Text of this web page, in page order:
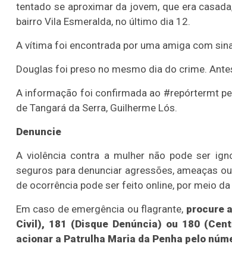
tentado se aproximar da jovem, que era
bairro Vila Esmeralda, no último dia 12.
A vítima foi encontrada por uma amiga com
Douglas foi preso no mesmo dia do crime.
A informação foi confirmada ao #repórtermt
de Tangará da Serra, Guilherme Lós.
Denuncie
A violência contra a mulher não pode ser
seguros para denunciar agressões, ameaças
de ocorrência pode ser feito online, por meio
Em caso de emergência ou flagrante, procure
Civil), 181 (Disque Denúncia) ou 180
acionar a Patrulha Maria da Penha pelo